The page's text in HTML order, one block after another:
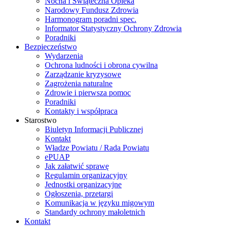
Narodowy Fundusz Zdrowia
Harmonogram poradni spec.
Informator Statystyczny Ochrony Zdrowia
Poradniki
Bezpieczeństwo
Wydarzenia
Ochrona ludności i obrona cywilna
Zarządzanie kryzysowe
Zagrożenia naturalne
Zdrowie i pierwsza pomoc
Poradniki
Kontakty i współpraca
Starostwo
Biuletyn Informacji Publicznej
Kontakt
Władze Powiatu / Rada Powiatu
ePUAP
Jak załatwić sprawę
Regulamin organizacyjny
Jednostki organizacyjne
Ogłoszenia, przetargi
Komunikacja w języku migowym
Standardy ochrony małoletnich
Kontakt